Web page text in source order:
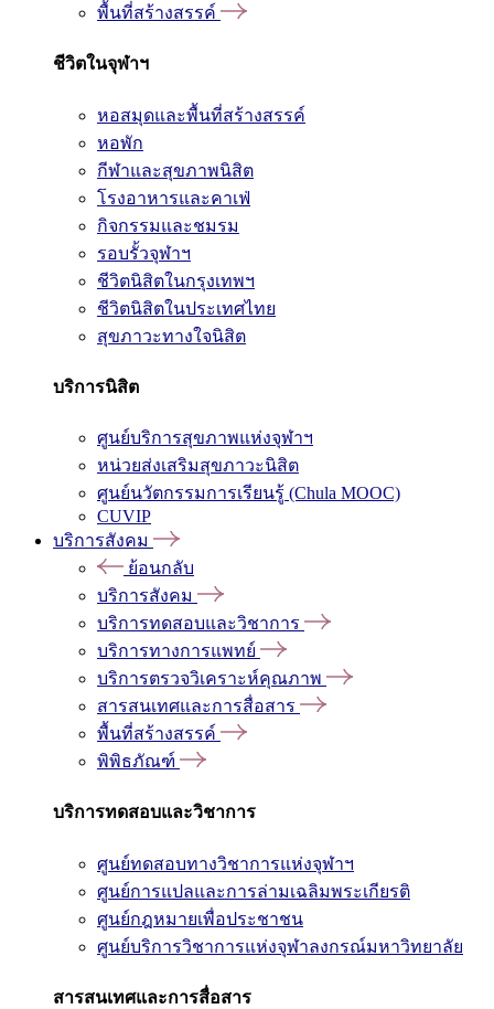
พื้นที่สร้างสรรค์
ชีวิตในจุฬาฯ
หอสมุดและพื้นที่สร้างสรรค์
หอพัก
กีฬาและสุขภาพนิสิต
โรงอาหารและคาเฟ่
กิจกรรมและชมรม
รอบรั้วจุฬาฯ
ชีวิตนิสิตในกรุงเทพฯ
ชีวิตนิสิตในประเทศไทย
สุขภาวะทางใจนิสิต
บริการนิสิต
ศูนย์บริการสุขภาพแห่งจุฬาฯ
หน่วยส่งเสริมสุขภาวะนิสิต
ศูนย์นวัตกรรมการเรียนรู้ (Chula MOOC)
CUVIP
บริการสังคม
ย้อนกลับ
บริการสังคม
บริการทดสอบและวิชาการ
บริการทางการแพทย์
บริการตรวจวิเคราะห์คุณภาพ
สารสนเทศและการสื่อสาร
พื้นที่สร้างสรรค์
พิพิธภัณฑ์
บริการทดสอบและวิชาการ
ศูนย์ทดสอบทางวิชาการแห่งจุฬาฯ
ศูนย์การแปลและการล่ามเฉลิมพระเกียรติ
ศูนย์กฎหมายเพื่อประชาชน
ศูนย์บริการวิชาการแห่งจุฬาลงกรณ์มหาวิทยาลัย
สารสนเทศและการสื่อสาร